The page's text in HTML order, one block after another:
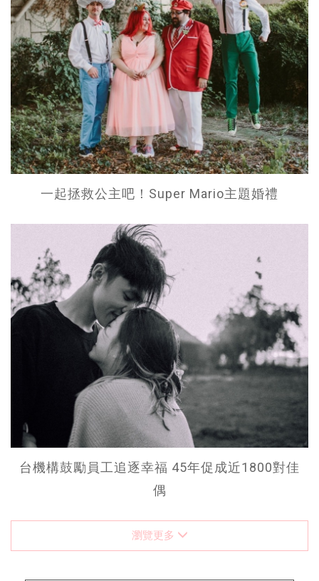
一起拯救公主吧！Super Mario主題婚禮
台機構鼓勵員工追逐幸福 45年促成近1800對佳
偶
瀏覽更多